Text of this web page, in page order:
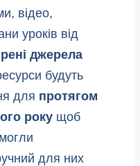
відео,
уроків від
джерела
будуть
для протягом
року щоб
для них